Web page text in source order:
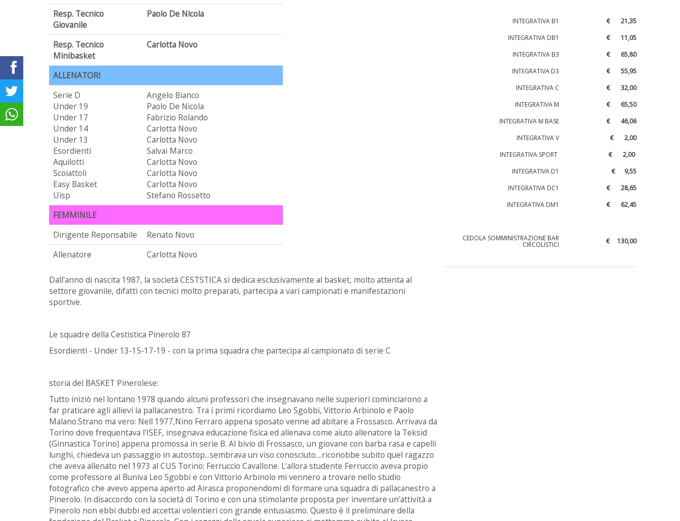
Resp. Tecnico
Giovanile
Paolo De Nicola
Resp. Tecnico
Minibasket
Carlotta Novo
ALLENATORI
Serie D
Under 19
Under 17
Under 14
Under 13
Esordienti
Aquilotti
Scoiattoli
Easy Basket
Uisp
Angelo Bianco
Paolo De Nicola
Fabrizio Rolando
Carlotta Novo
Carlotta Novo
Salvai Marco
Carlotta Novo
Carlotta Novo
Carlotta Novo
Stefano Rossetto
FEMMINILE
Dirigente Reponsabile
Renato Novo
Allenatore
Carlotta Novo
Dall'anno di nascita 1987, la società CESTSTICA si dedica esclusivamente al basket, molto attenta al
settore giovanile, difatti con tecnici molto preparati, partecipa a vari campionati e manifestazioni
sportive.
Le squadre della Cestistica Pinerolo 87
Esordienti - Under 13-15-17-19 - con la prima squadra che partecipa al campionato di serie C
storia del BASKET Pinerolese:
Tutto iniziò nel lontano 1978 quando alcuni professori che insegnavano nelle superiori cominciarono a
far praticare agli allievi la pallacanestro. Tra i primi ricordiamo Leo Sgobbi, Vittorio Arbinolo e Paolo
Malano.Strano ma vero: Nell 1977,Nino Ferraro appena sposato venne ad abitare a Frossasco. Arrivava da
Torino dove frequentava l'ISEF, insegnava educazione fisica ed allenava come aiuto allenatore la Teksid
(Ginnastica Torino) appena promossa in serie B. Al bivio di Frossasco, un giovane con barba rasa e capelli
lunghi, chiedeva un passaggio in autostop...sembrava un viso conosciuto....riconobbe subito quel ragazzo
che aveva allenato nel 1973 al CUS Torino: Ferruccio Cavallone. L'allora studente Ferruccio aveva propio
come professore al Buniva Leo Sgobbi e con Vittorio Arbinolo mi vennero a trovare nello studio
fotografico che avevo appena aperto ad Airasca proponendomi di formare una squadra di pallacanestro a
Pinerolo. In disaccordo con la società di Torino e con una stimolante proposta per inventare un'attività a
Pinerolo non ebbi dubbi ed accettai volentieri con grande entusiasmo. Questo è il preliminare della
INTEGRATIVA B1
€ 21,35
INTEGRATIVA DB1
€ 11,05
INTEGRATIVA B3
€ 65,80
INTEGRATIVA D3
€ 55,95
INTEGRATIVA C
€ 32,00
INTEGRATIVA M
€ 65,50
INTEGRATIVA M BASE
€ 46,06
INTEGRATIVA V
€ 2,00
INTEGRATIVA SPORT
€ 2,00
INTEGRATIVA D1
€ 9,55
INTEGRATIVA DC1
€ 28,65
INTEGRATIVA DM1
€ 62,45
CEDOLA SOMMINISTRAZIONE BAR
CIRCOLISTICI € 130,00